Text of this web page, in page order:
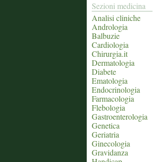
Sezioni medicina
Analisi cliniche
Andrologia
Balbuzie
Cardiologia
Chirurgia.it
Dermatologia
Diabete
Ematologia
Endocrinologia
Farmacologia
Flebologia
Gastroenterologia
Genetica
Geriatria
Ginecologia
Gravidanza